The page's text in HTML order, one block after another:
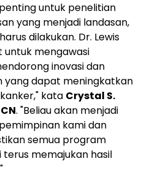
untuk penelitian
yang menjadi landasan,
dilakukan. Dr. Lewis
mengawasi
inovasi dan
yang dapat meningkatkan
kata Crystal S.
. "Beliau akan menjadi
kami dan
semua program
memajukan hasil